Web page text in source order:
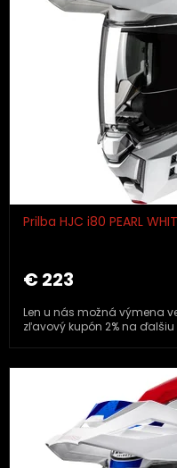
Prilba HJC i80 PEARL
€ 223
Len u nás možná výmena
zľavový kupón 2% na